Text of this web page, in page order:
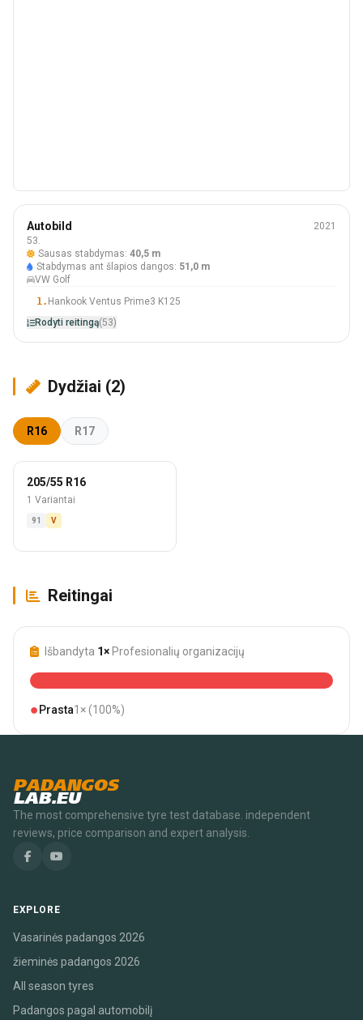
205/55 R16
#53 Iš 53 Padangos
Autobild
2021
53.
Sausas stabdymas: 40,5 m
Stabdymas ant šlapios dangos: 51,0 m
VW Golf
1. Hankook Ventus Prime3 K125
Rodyti reitingą(53)
Dydžiai (2)
R16 R17
205/55 R16
1 Variantai
91 V
Reitingai
Išbandyta 1× Profesionalių organizacijų
● Prasta1× (100%)
PADANGOS
LAB.EU
The most comprehensive tyre test database. independent
reviews, price comparison and expert analysis.
EXPLORE
Vasarinės padangos 2026
žieminės padangos 2026
All season tyres
Padangos pagal automobilį